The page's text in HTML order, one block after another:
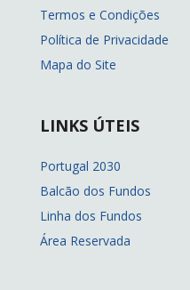
Termos e Condições
Política de Privacidade
Mapa do Site
LINKS ÚTEIS
Portugal 2030
Balcão dos Fundos
Linha dos Fundos
Área Reservada